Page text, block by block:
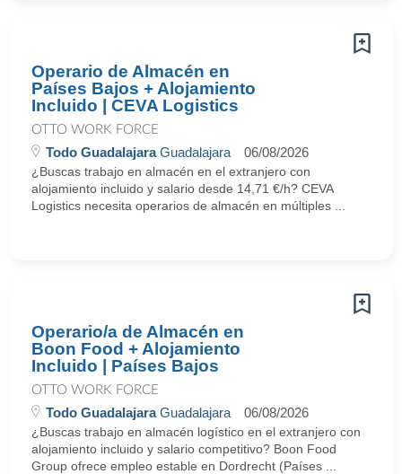
Operario de Almacén en
Países Bajos + Alojamiento
Incluido | CEVA Logistics
OTTO WORK FORCE
Todo GuadalajaraGuadalajara 06/08/2026
¿Buscas trabajo en almacén en el extranjero con
alojamiento incluido y salario desde 14,71 €/h? CEVA
Logistics necesita operarios de almacén en múltiples ...
Operario/a de Almacén en
Boon Food + Alojamiento
Incluido | Países Bajos
OTTO WORK FORCE
Todo GuadalajaraGuadalajara 06/08/2026
¿Buscas trabajo en almacén logístico en el extranjero con
alojamiento incluido y salario competitivo? Boon Food
Group ofrece empleo estable en Dordrecht (Países ...